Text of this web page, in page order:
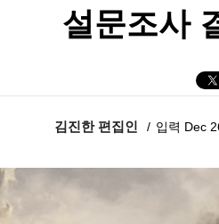
설문조사
김진한 편집인 입력 Dec